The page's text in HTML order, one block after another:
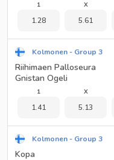
1
1.28
X
5.61
Kolmonen - Group 3
Riihimaen Palloseura
Gnistan Ogeli
1
1.41
X
5.13
Kolmonen - Group 3
Kopa